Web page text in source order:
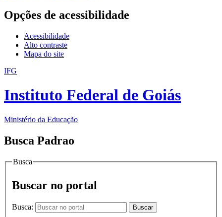
Opções de acessibilidade
Acessibilidade
Alto contraste
Mapa do site
IFG
Instituto Federal de Goiás
Ministério da Educação
Busca Padrao
Busca
Buscar no portal
Busca: Buscar